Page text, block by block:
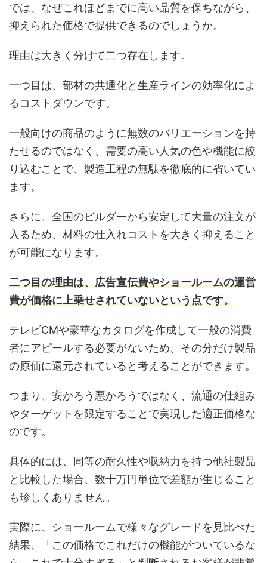
では、なぜこれほどまでに高い品質を保ちながら、
抑えられた価格で提供できるのでしょうか。
理由は大きく分けて二つ存在します。
一つ目は、部材の共通化と生産ラインの効率化によ
るコストダウンです。
一般向けの商品のように無数のバリエーションを持
たせるのではなく、需要の高い人気の色や機能に絞
り込むことで、製造工程の無駄を徹底的に省いてい
ます。
さらに、全国のビルダーから安定して大量の注文が
入るため、材料の仕入れコストを大きく抑えること
が可能になります。
二つ目の理由は、広告宣伝費やショールームの運営
費が価格に上乗せされていないという点です。
テレビCMや豪華なカタログを作成して一般の消費
者にアピールする必要がないため、その分だけ製品
の原価に還元されていると考えることができます。
つまり、安かろう悪かろうではなく、流通の仕組み
やターゲットを限定することで実現した適正価格な
のです。
具体的には、同等の耐久性や収納力を持つ他社製品
と比較した場合、数十万円単位で差額が生じること
も珍しくありません。
実際に、ショールームで様々なグレードを見比べた
結果、「この価格でこれだけの機能がついているな